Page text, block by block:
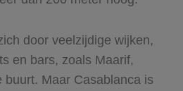
door veelzijdige wijken,
en bars, zoals Maarif,
buurt. Maar Casablanca is